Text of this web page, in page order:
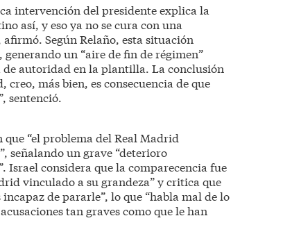
intervención del presidente explica la
así, y eso ya no se cura con una
Según Relaño, esta situación
generando un “aire de fin de régimen”
autoridad en la plantilla. La conclusión
más bien, es consecuencia de que
sentenció.
“el problema del Real Madrid
señalando un grave “deterioro
Israel considera que la comparecencia fue
vinculado a su grandeza” y critica que
de pararle”, lo que “habla mal de lo
tan graves como que le han